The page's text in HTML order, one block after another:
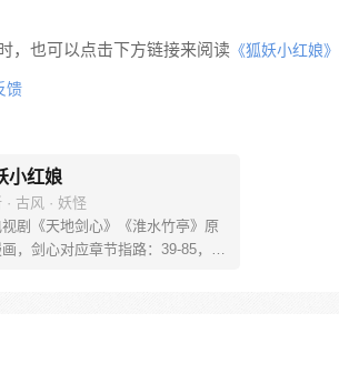
，也可以点击下方链接来阅读 《狐妖小红娘》
馈
小红娘
· 古风 · 妖怪
视剧《天地剑心》《淮水竹亭》原
，剑心对应章节指路：39-85，淮